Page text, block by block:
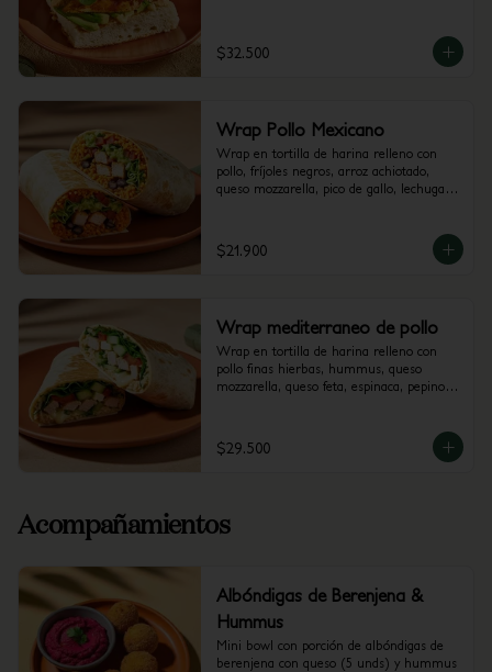
$32.500
Wrap Pollo Mexicano
Wrap en tortilla de harina relleno con
pollo, fríjoles negros, arroz achiotado,
queso mozzarella, pico de gallo, lechuga,
$21.900
Wrap mediterraneo de pollo
Wrap en tortilla de harina relleno con
pollo finas hierbas, hummus, queso
mozzarella, queso feta, espinaca, pepino,
$29.500
Acompañamientos
Albóndigas de Berenjena &
Hummus
Mini bowl con porción de albóndigas de
berenjena con queso (5 unds) y hummus